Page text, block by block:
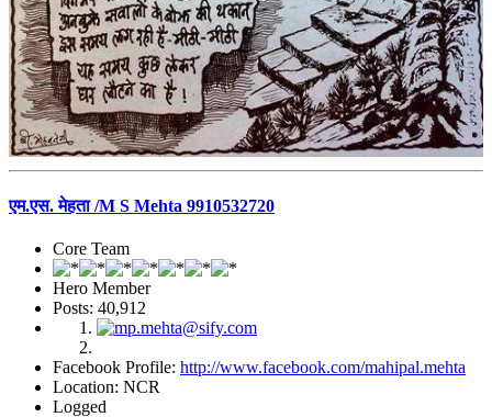
एम.एस. मेहता /M S Mehta 9910532720
Core Team
Hero Member
Posts: 40,912
Facebook Profile: http://www.facebook.com/mahipal.mehta
Location: NCR
Logged